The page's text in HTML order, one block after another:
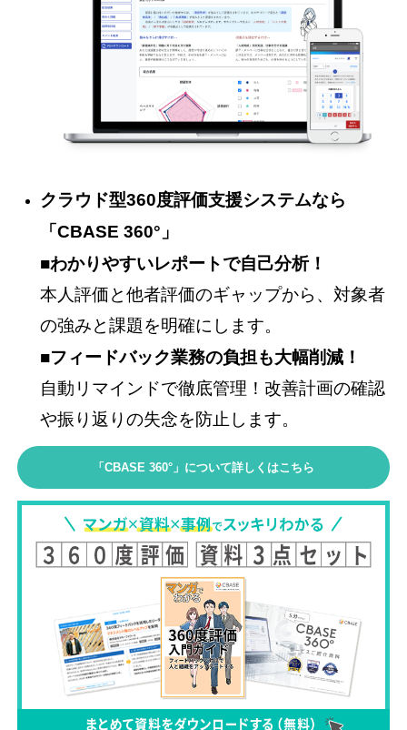
クラウド型360度評価支援システムなら
「CBASE 360°」
■わかりやすいレポートで自己分析！
本人評価と他者評価のギャップから、対象者
の強みと課題を明確にします。
■フィードバック業務の負担も大幅削減！
自動リマインドで徹底管理！改善計画の確認
や振り返りの失念を防止します。
「CBASE 360°」について詳しくはこちら